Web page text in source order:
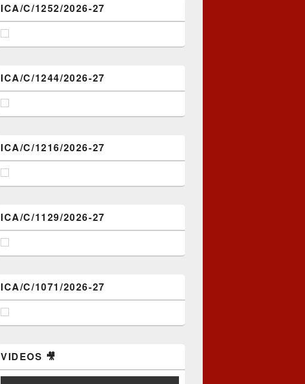
ICA/C/1252/2026-27
ICA/C/1244/2026-27
ICA/C/1216/2026-27
ICA/C/1129/2026-27
ICA/C/1071/2026-27
VIDEOS 🎥